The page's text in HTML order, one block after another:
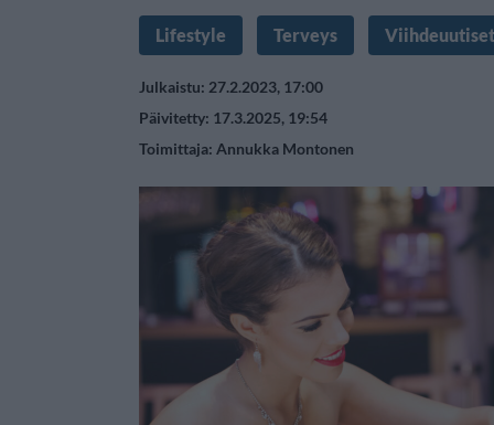
Lifestyle Terveys Viihdeuutiset
Julkaistu: 27.2.2023, 17:00
Päivitetty: 17.3.2025, 19:54
Toimittaja: Annukka Montonen